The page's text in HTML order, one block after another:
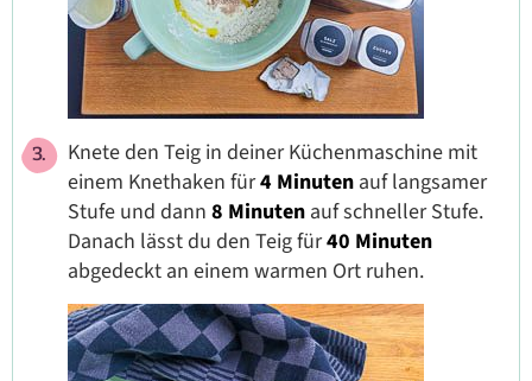
Knete den Teig in deiner Küchenmaschine mit
einem Knethaken für4 Minuten auf langsamer
Stufe und dann 8 Minuten auf schneller Stufe.
Danach lässt du den Teig für40 Minuten
abgedeckt an einem warmen Ort ruhen.